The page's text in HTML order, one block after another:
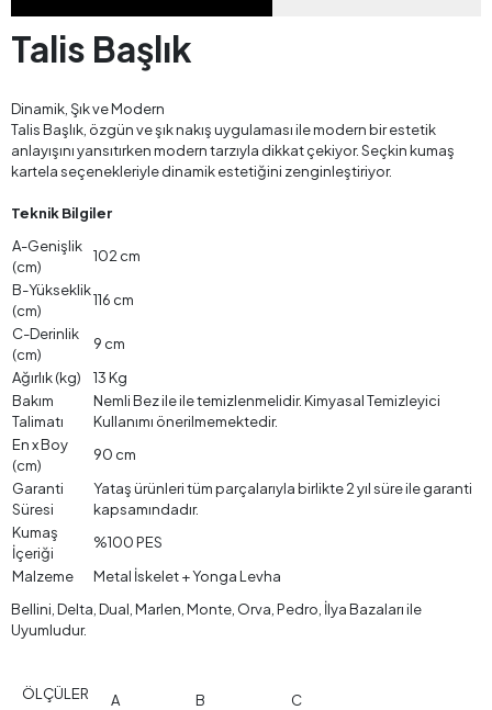
Talis Başlık
Dinamik, Şık ve Modern
Talis Başlık, özgün ve şık nakış uygulaması ile modern bir estetik
anlayışını yansıtırken modern tarzıyla dikkat çekiyor. Seçkin kumaş
kartela seçenekleriyle dinamik estetiğini zenginleştiriyor.
Teknik Bilgiler
A-Genişlik
(cm)
102 cm
B-Yükseklik
(cm)
116 cm
C-Derinlik
(cm)
9 cm
Ağırlık (kg)
13 Kg
Bakım
Talimatı
Nemli Bez ile ile temizlenmelidir. Kimyasal Temizleyici
Kullanımı önerilmemektedir.
En x Boy
(cm)
90 cm
Garanti
Süresi
Yataş ürünleri tüm parçalarıyla birlikte 2 yıl süre ile garanti
kapsamındadır.
Kumaş
İçeriği
%100 PES
Malzeme
Metal İskelet + Yonga Levha
Bellini, Delta, Dual, Marlen, Monte, Orva, Pedro, İlya Bazaları ile
Uyumludur.
ÖLÇÜLER
A
B
C